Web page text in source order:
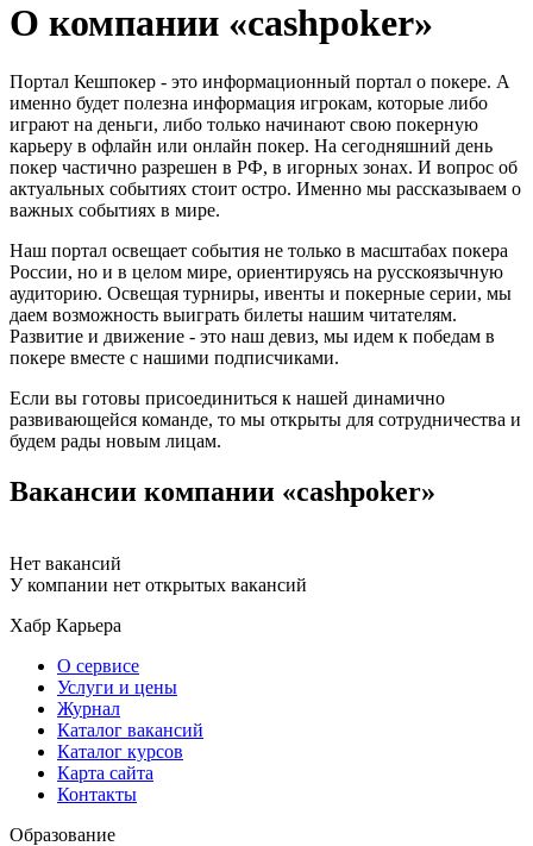
О компании «cashpoker»
Портал Кешпокер - это информационный портал о покере. А
именно будет полезна информация игрокам, которые либо
играют на деньги, либо только начинают свою покерную
карьеру в офлайн или онлайн покер. На сегодняшний день
покер частично разрешен в РФ, в игорных зонах. И вопрос об
актуальных событиях стоит остро. Именно мы рассказываем о
важных событиях в мире.
Наш портал освещает события не только в масштабах покера
России, но и в целом мире, ориентируясь на русскоязычную
аудиторию. Освещая турниры, ивенты и покерные серии, мы
даем возможность выиграть билеты нашим читателям.
Развитие и движение - это наш девиз, мы идем к победам в
покере вместе с нашими подписчиками.
Если вы готовы присоединиться к нашей динамично
развивающейся команде, то мы открыты для сотрудничества и
будем рады новым лицам.
Вакансии компании «cashpoker»
Нет вакансий
У компании нет открытых вакансий
Хабр Карьера
О сервисе
Услуги и цены
Журнал
Каталог вакансий
Каталог курсов
Карта сайта
Контакты
Образование